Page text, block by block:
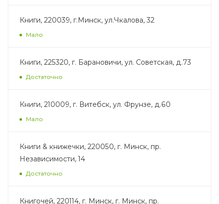
Книги, 220039, г.Минск, ул.Чкалова, 32
Мало
Книги, 225320, г. Барановичи, ул. Советская, д.73
Достаточно
Книги, 210009, г. Витебск, ул. Фрунзе, д.60
Мало
Книги & книжечки, 220050, г. Минск, пр.
Независимости, 14
Достаточно
Книгочей, 220114, г. Минск, г. Минск, пр.